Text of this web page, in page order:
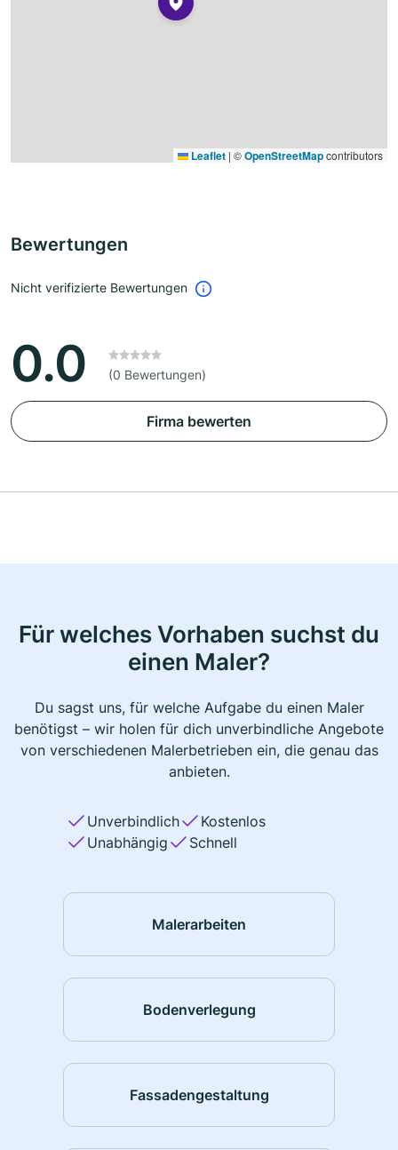
Leaflet | ©OpenStreetMapcontributors
Bewertungen
Nicht verifizierte Bewertungen
0.0 (0 Bewertungen)
Firma bewerten
Für welches Vorhaben suchst du
einen Maler?
Du sagst uns, für welche Aufgabe du einen Maler
benötigst – wir holen für dich unverbindliche Angebote
von verschiedenen Malerbetrieben ein, die genau das
anbieten.
Unverbindlich
Kostenlos
Unabhängig
Schnell
Malerarbeiten
Bodenverlegung
Fassadengestaltung